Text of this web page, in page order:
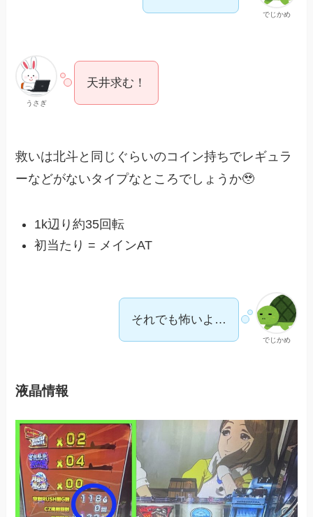
でじかめ
うさぎ
天井求む！
救いは北斗と同じぐらいのコイン持ちでレギュラ
ーなどがないタイプなところでしょうか🥹
1k辺り約35回転
初当たり = メインAT
でじかめ
それでも怖いよ…
液晶情報